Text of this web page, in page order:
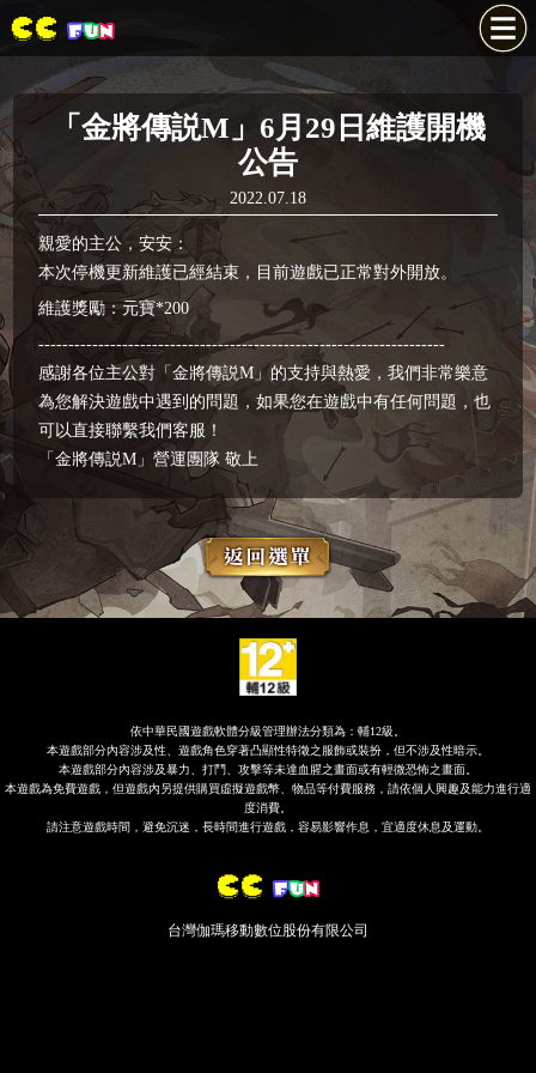
「金將傳説M」6月29日維護開機
公告
2022.07.18
親愛的主公，安安：
本次停機更新維護已經結束，目前遊戲已正常對外開放。
維護獎勵：元寶*200
--------------------------------------------------------------------
感謝各位主公對「金將傳説M」的支持與熱愛，我們非常樂意
為您解決遊戲中遇到的問題，如果您在遊戲中有任何問題，也
可以直接聯繫我們客服！
「金將傳説M」營運團隊 敬上
依中華民國遊戲軟體分級管理辦法分類為：輔12級。
本遊戲部分內容涉及性、遊戲角色穿著凸顯性特徵之服飾或裝扮，但不涉及性暗示。
本遊戲部分內容涉及暴力、打鬥、攻擊等未達血腥之畫面或有輕微恐怖之畫面。
本遊戲為免費遊戲，但遊戲內另提供購買虛擬遊戲幣、物品等付費服務，請依個人興趣及能力進行適
度消費。
請注意遊戲時間，避免沉迷，長時間進行遊戲，容易影響作息，宜適度休息及運動。
台灣伽瑪移動數位股份有限公司